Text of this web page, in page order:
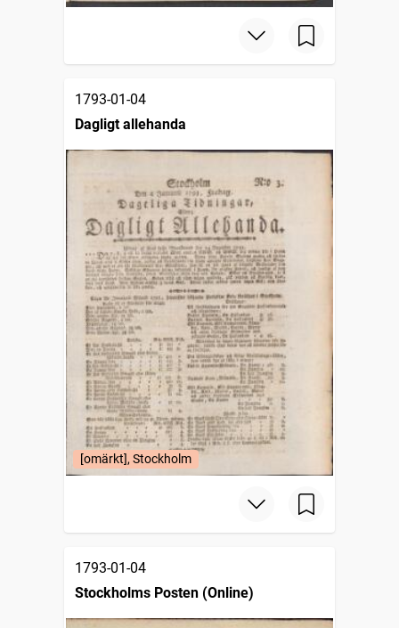
1793-01-04
Dagligt allehanda
[omärkt], Stockholm
1793-01-04
Stockholms Posten (Online)